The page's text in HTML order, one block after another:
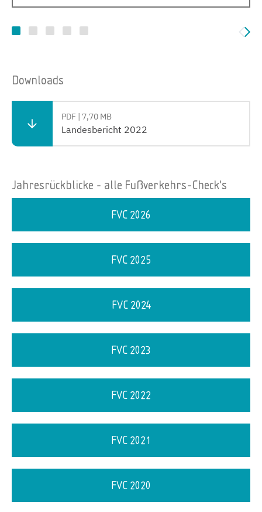
Downloads
PDF | 7,70 MB
Landesbericht 2022
Jahresrückblicke - alle Fußverkehrs-Check's
FVC 2026
FVC 2025
FVC 2024
FVC 2023
FVC 2022
FVC 2021
FVC 2020